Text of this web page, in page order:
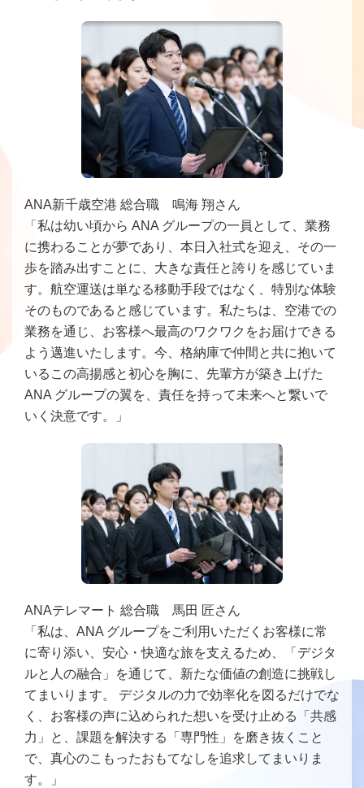
ANA新千歳空港 総合職 鳴海 翔さん
「私は幼い頃から ANA グループの一員として、業務
に携わることが夢であり、本日入社式を迎え、その一
歩を踏み出すことに、大きな責任と誇りを感じていま
す。航空運送は単なる移動手段ではなく、特別な体験
そのものであると感じています。私たちは、空港での
業務を通じ、お客様へ最高のワクワクをお届けできる
よう邁進いたします。今、格納庫で仲間と共に抱いて
いるこの高揚感と初心を胸に、先輩方が築き上げた
ANA グループの翼を、責任を持って未来へと繋いで
いく決意です。」
ANAテレマート 総合職 馬田 匠さん
「私は、ANA グループをご利用いただくお客様に常
に寄り添い、安心・快適な旅を支えるため、「デジタ
ルと人の融合」を通じて、新たな価値の創造に挑戦し
てまいります。 デジタルの力で効率化を図るだけでな
く、お客様の声に込められた想いを受け止める「共感
力」と、課題を解決する「専門性」を磨き抜くこと
で、真心のこもったおもてなしを追求してまいりま
す。」